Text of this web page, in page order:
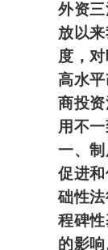
外资
放以
度，
高水
商投
用不
一、
促进
础性
程碑
的影